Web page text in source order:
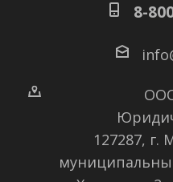
8-
127287, г.